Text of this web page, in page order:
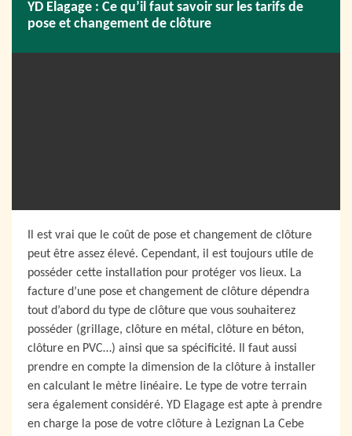
YD Elagage : Ce qu’il faut savoir sur les tarifs de
pose et changement de clôture
Il est vrai que le coût de pose et changement de clôture
peut être assez élevé. Cependant, il est toujours utile de
posséder cette installation pour protéger vos lieux. La
facture d’une pose et changement de clôture dépendra
tout d’abord du type de clôture que vous souhaiterez
posséder (grillage, clôture en métal, clôture en béton,
clôture en PVC…) ainsi que sa spécificité. Il faut aussi
prendre en compte la dimension de la clôture à installer
en calculant le mètre linéaire. Le type de votre terrain
sera également considéré. YD Elagage est apte à prendre
en charge la pose de votre clôture à Lezignan La Cebe